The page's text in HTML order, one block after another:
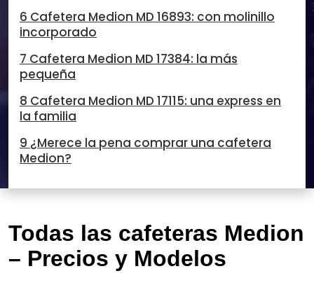
6 Cafetera Medion MD 16893: con molinillo
incorporado
7 Cafetera Medion MD 17384: la más
pequeña
8 Cafetera Medion MD 17115: una express en
la familia
9 ¿Merece la pena comprar una cafetera
Medion?
Todas las cafeteras Medion
– Precios y Modelos